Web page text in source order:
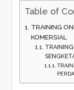
Table of
TRAINING
KOMERSIAL